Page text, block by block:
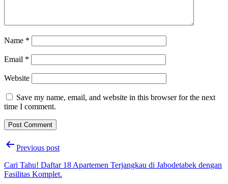
Name *
Email *
Website
Save my name, email, and website in this browser for the next
time I comment.
PostPrevious post
Cari Tahu! Daftar 18 Apartemen Terjangkau di Jabodetabek dengan
Fasilitas Komplet.